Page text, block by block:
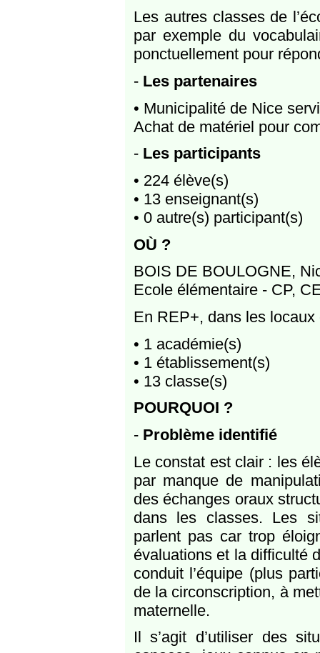
Les autres classes de
par exemple du
ponctuellement pour
- Les partenaires
• Municipalité de Nice
Achat de matériel pour
- Les participants
• 224 élève(s)
• 13 enseignant(s)
• 0 autre(s) participant(s)
OÙ ?
BOIS DE BOULOGNE,
Ecole élémentaire - CP,
En REP+, dans les locaux
• 1 académie(s)
• 1 établissement(s)
• 13 classe(s)
POURQUOI ?
- Problème identifié
Le constat est clair : les
par manque de
des échanges oraux
dans les classes. Les
parlent pas car trop
évaluations et la difficulté
conduit l’équipe (plus
de la circonscription, à
maternelle.
Il s’agit d’utiliser des